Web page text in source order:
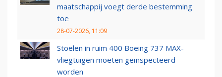
maatschappij voegt derde bestemming
toe
28-07-2026, 11:09
Stoelen in ruim 400 Boeing 737 MAX-
vliegtuigen moeten geïnspecteerd
worden